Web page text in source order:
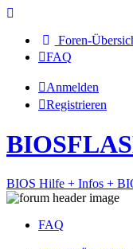
Foren-
FAQ
Anmelden
Registrieren
BIOS Hilfe + Infos +
FAQ